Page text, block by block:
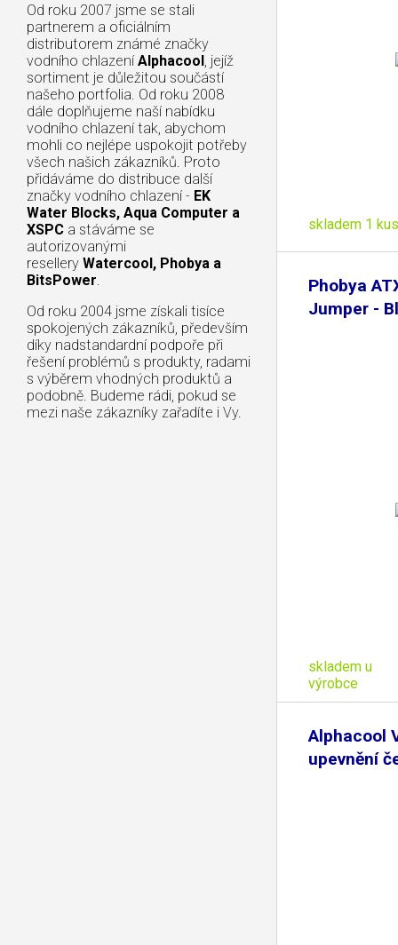
Od roku 2007 jsme se stali
partnerem a oficiálním
distributorem známé značky
vodního chlazení Alphacool, jejíž
sortiment je důležitou součástí
našeho portfolia. Od roku 2008
dále doplňujeme naší nabídku
vodního chlazení tak, abychom
mohli co nejlépe uspokojit potřeby
všech našich zákazníků. Proto
přidáváme do distribuce další
značky vodního chlazení - EK
Water Blocks, Aqua Computer a
XSPC a stáváme se
autorizovanými
resellery Watercool, Phobya a
BitsPower.
Od roku 2004 jsme získali tisíce
spokojených zákazníků, především
díky nadstandardní podpoře při
řešení problémů s produkty, radami
s výběrem vhodných produktů a
podobně. Budeme rádi, pokud se
mezi naše zákazníky zařadíte i Vy.
skladem 1 kus
Phobya
Jumper -
skladem u
výrobce
Alphacool
upevnění